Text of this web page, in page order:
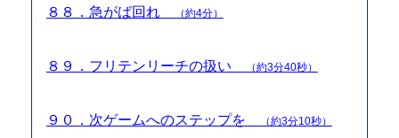
８８．急がば回れ （約4分）
８９．フリテンリーチの扱い （約3分40秒）
９０．次ゲームへのステップを （約3分10秒）